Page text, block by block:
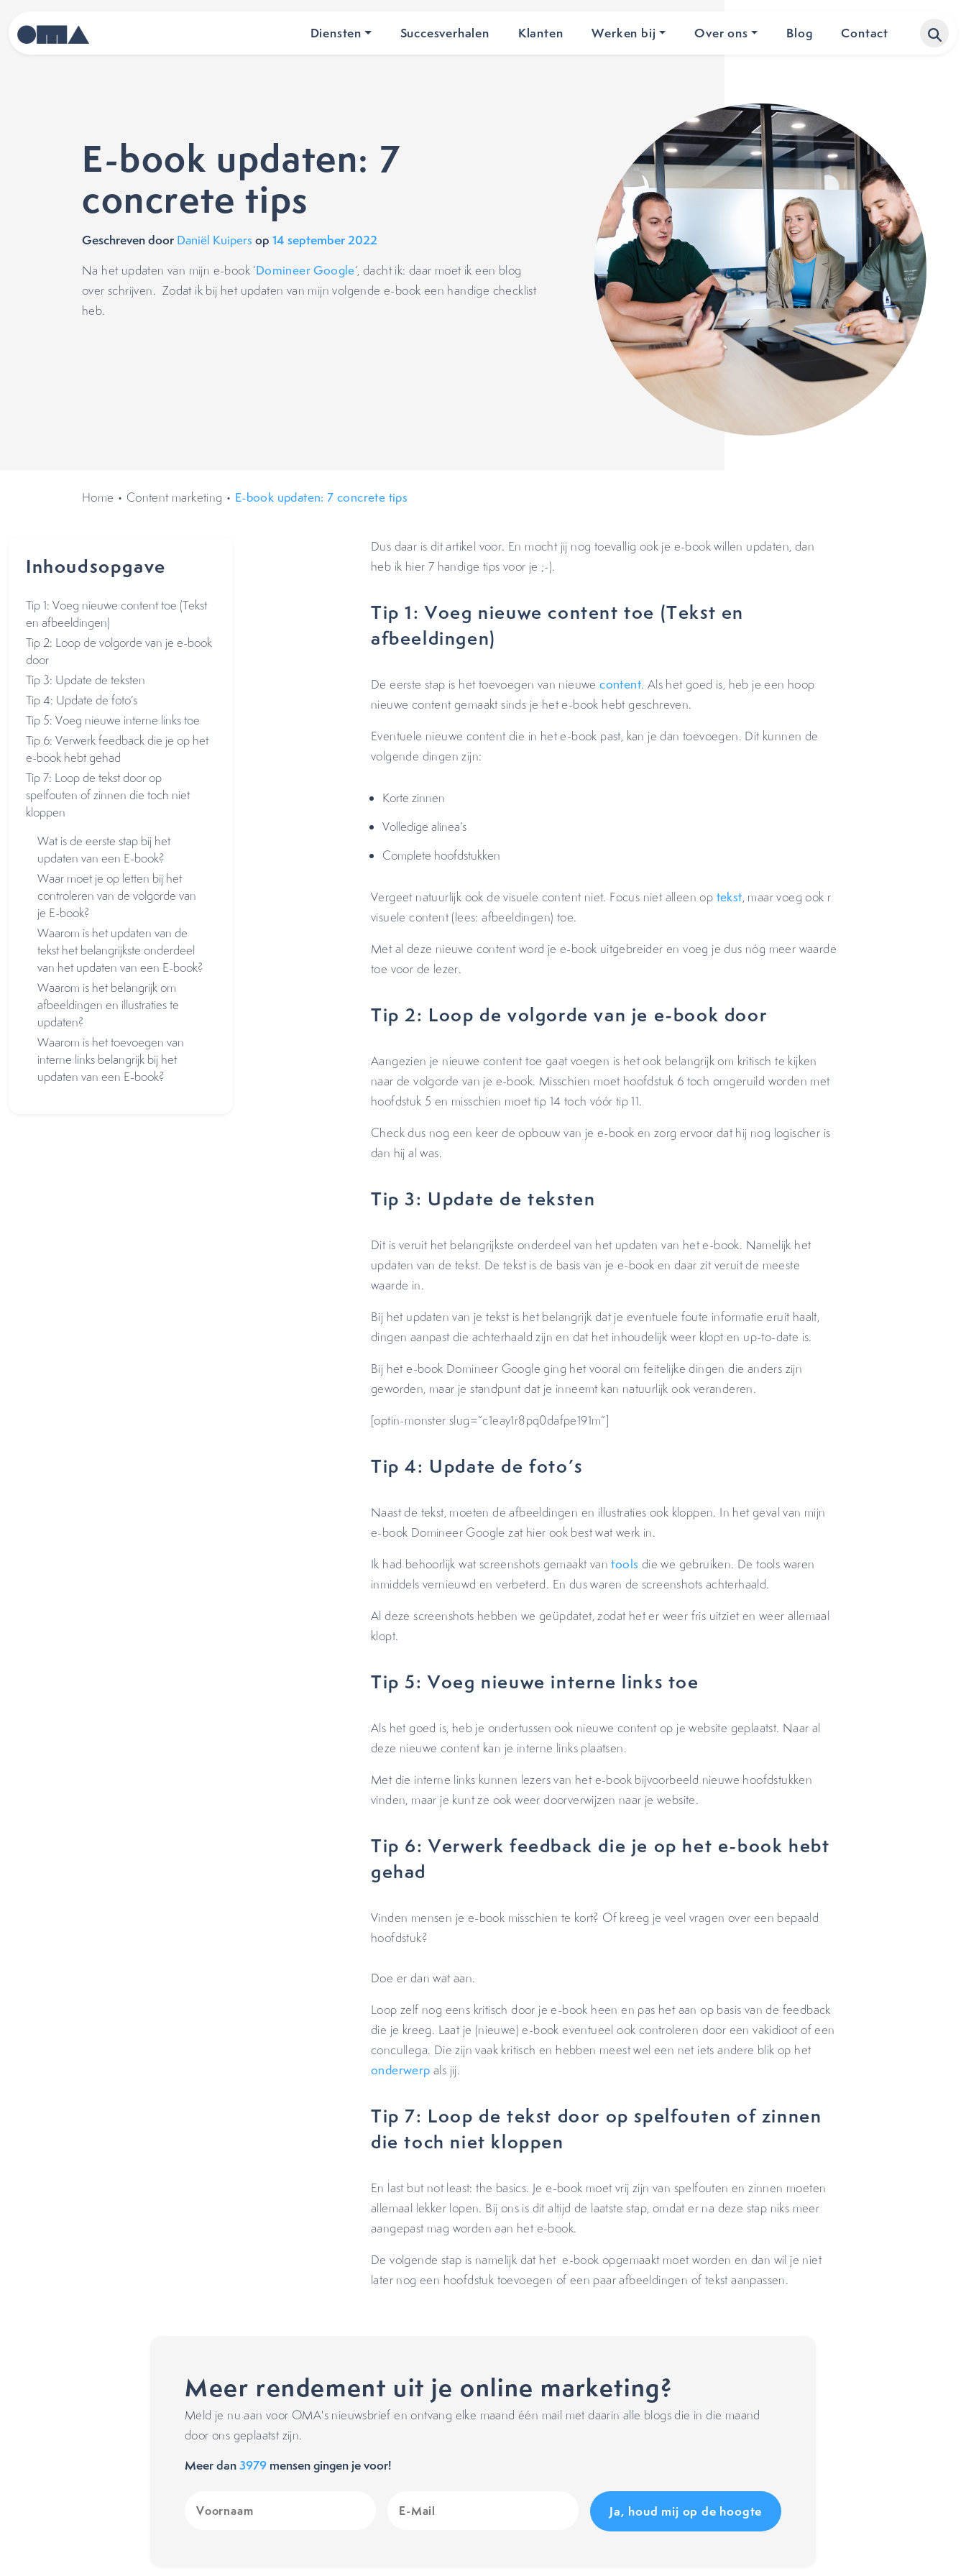
Diensten Succesverhalen Klanten Werken bij Over ons Blog Contact
E-book updaten: 7
concrete tips
Geschreven door Daniël Kuipers op 14 september 2022
Na het updaten van mijn e-book ‘Domineer Google‘, dacht ik: daar moet ik een blog
over schrijven. Zodat ik bij het updaten van mijn volgende e-book een handige checklist
heb.
Home • Content marketing • E-book updaten: 7 concrete tips
Inhoudsopgave
Tip 1: Voeg nieuwe content toe (Tekst
en afbeeldingen)
Tip 2: Loop de volgorde van je e-book
door
Tip 3: Update de teksten
Tip 4: Update de foto’s
Tip 5: Voeg nieuwe interne links toe
Tip 6: Verwerk feedback die je op het
e-book hebt gehad
Tip 7: Loop de tekst door op
spelfouten of zinnen die toch niet
kloppen
Wat is de eerste stap bij het
updaten van een E-book?
Waar moet je op letten bij het
controleren van de volgorde van
je E-book?
Waarom is het updaten van de
tekst het belangrijkste onderdeel
van het updaten van een E-book?
Waarom is het belangrijk om
afbeeldingen en illustraties te
updaten?
Waarom is het toevoegen van
interne links belangrijk bij het
updaten van een E-book?
Dus daar is dit artikel voor. En mocht jij nog toevallig ook je e-book willen updaten, dan
heb ik hier 7 handige tips voor je ;-).
Tip 1: Voeg nieuwe content toe (Tekst en
afbeeldingen)
De eerste stap is het toevoegen van nieuwecontent. Als het goed is, heb je een hoop
nieuwe content gemaakt sinds je het e-book hebt geschreven.
Eventuele nieuwe content die in het e-book past, kan je dan toevoegen. Dit kunnen de
volgende dingen zijn:
Korte zinnen
Volledige alinea’s
Complete hoofdstukken
Vergeet natuurlijk ook de visuele content niet. Focus niet alleen op tekst, maar voeg ook r
visuele content (lees: afbeeldingen) toe.
Met al deze nieuwe content word je e-book uitgebreider en voeg je dus nóg meer waarde
toe voor de lezer.
Tip 2: Loop de volgorde van je e-book door
Aangezien je nieuwe content toe gaat voegen is het ook belangrijk om kritisch te kijken
naar de volgorde van je e-book. Misschien moet hoofdstuk 6 toch omgeruild worden met
hoofdstuk 5 en misschien moet tip 14 toch vóór tip 11.
Check dus nog een keer de opbouw van je e-book en zorg ervoor dat hij nog logischer is
dan hij al was.
Tip 3: Update de teksten
Dit is veruit het belangrijkste onderdeel van het updaten van het e-book. Namelijk het
updaten van de tekst. De tekst is de basis van je e-book en daar zit veruit de meeste
waarde in.
Bij het updaten van je tekst is het belangrijk dat je eventuele foute informatie eruit haalt,
dingen aanpast die achterhaald zijn en dat het inhoudelijk weer klopt en up-to-date is.
Bij het e-book Domineer Google ging het vooral om feitelijke dingen die anders zijn
geworden, maar je standpunt dat je inneemt kan natuurlijk ook veranderen.
[optin-monster slug=”c1eay1r8pq0dafpe191m”]
Tip 4: Update de foto’s
Naast de tekst, moeten de afbeeldingen en illustraties ook kloppen. In het geval van mijn
e-book Domineer Google zat hier ook best wat werk in.
Ik had behoorlijk wat screenshots gemaakt vantools die we gebruiken. De tools waren
inmiddels vernieuwd en verbeterd. En dus waren de screenshots achterhaald.
Al deze screenshots hebben we geüpdatet, zodat het er weer fris uitziet en weer allemaal
klopt.
Tip 5: Voeg nieuwe interne links toe
Als het goed is, heb je ondertussen ook nieuwe content op je website geplaatst. Naar al
deze nieuwe content kan je interne links plaatsen.
Met die interne links kunnen lezers van het e-book bijvoorbeeld nieuwe hoofdstukken
vinden, maar je kunt ze ook weer doorverwijzen naar je website.
Tip 6: Verwerk feedback die je op het e-book hebt
gehad
Vinden mensen je e-book misschien te kort? Of kreeg je veel vragen over een bepaald
hoofdstuk?
Doe er dan wat aan.
Loop zelf nog eens kritisch door je e-book heen en pas het aan op basis van de feedback
die je kreeg. Laat je (nieuwe) e-book eventueel ook controleren door een vakidioot of een
concullega. Die zijn vaak kritisch en hebben meest wel een net iets andere blik op het
onderwerp als jij.
Tip 7: Loop de tekst door op spelfouten of zinnen
die toch niet kloppen
En last but not least: the basics. Je e-book moet vrij zijn van spelfouten en zinnen moeten
allemaal lekker lopen. Bij ons is dit altijd de laatste stap, omdat er na deze stap niks meer
aangepast mag worden aan het e-book.
De volgende stap is namelijk dat het e-book opgemaakt moet worden en dan wil je niet
later nog een hoofdstuk toevoegen of een paar afbeeldingen of tekst aanpassen.
Meer rendement uit je online marketing?
Meld je nu aan voor OMA's nieuwsbrief en ontvang elke maand één mail met daarin alle blogs die in die maand
door ons geplaatst zijn.
Meer dan3979 mensen gingen je voor!
(Vereist)
Mail